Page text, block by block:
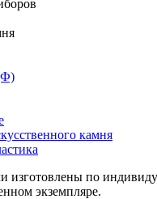
камня
изготовлены по
экземпляре.